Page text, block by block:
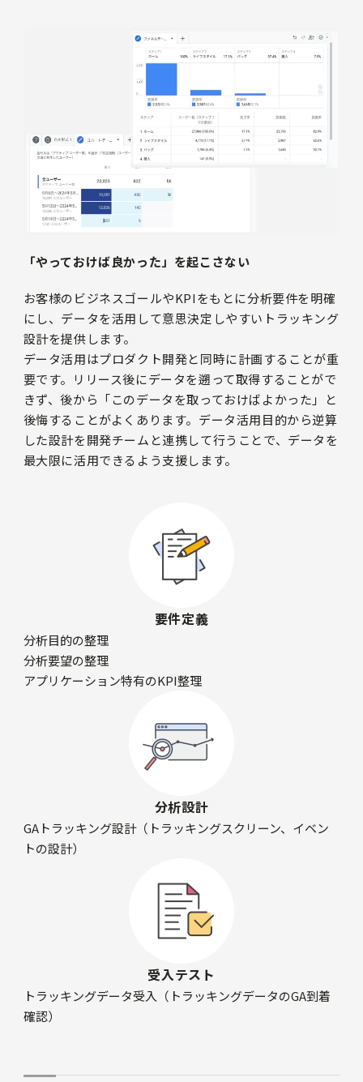
「やっておけば良かった」を起こさない
お客様のビジネスゴールやKPIをもとに分析要件を明確
にし、データを活用して意思決定しやすいトラッキング
設計を提供します。
データ活用はプロダクト開発と同時に計画することが重
要です。リリース後にデータを遡って取得することがで
きず、後から「このデータを取っておけばよかった」と
後悔することがよくあります。データ活用目的から逆算
した設計を開発チームと連携して行うことで、データを
最大限に活用できるよう支援します。
要件定義
分析目的の整理
分析要望の整理
アプリケーション特有のKPI整理
分析設計
GAトラッキング設計（トラッキングスクリーン、イベン
トの設計）
受入テスト
トラッキングデータ受入（トラッキングデータのGA到着
確認）